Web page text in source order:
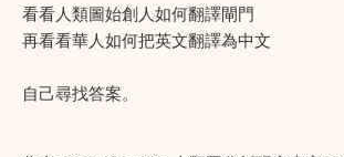
看看人類圖始創人如何翻譯閘門
再看看華人如何把英文翻譯為中文
自己尋找答案。